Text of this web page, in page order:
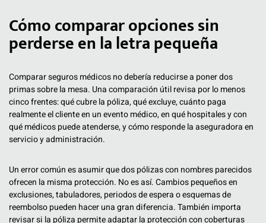
Cómo comparar opciones sin
perderse en la letra pequeña
Comparar seguros médicos no debería reducirse a poner dos
primas sobre la mesa. Una comparación útil revisa por lo menos
cinco frentes: qué cubre la póliza, qué excluye, cuánto paga
realmente el cliente en un evento médico, en qué hospitales y con
qué médicos puede atenderse, y cómo responde la aseguradora en
servicio y administración.
Un error común es asumir que dos pólizas con nombres parecidos
ofrecen la misma protección. No es así. Cambios pequeños en
exclusiones, tabuladores, periodos de espera o esquemas de
reembolso pueden hacer una gran diferencia. También importa
revisar si la póliza permite adaptar la protección con coberturas